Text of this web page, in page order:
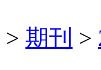
> 期刊 >